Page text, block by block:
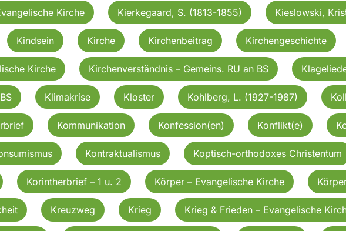
Kirche Kierkegaard, S. (1813-1855) Kieslowski,
Kindsein Kirche Kirchenbeitrag Kirchengeschichte
Kirche Kirchenverständnis – Gemeins. RU an BS
Klimakrise Kloster Kohlberg, L. (1927-1987)
Kommunikation Konfession(en) Konflikt(e)
Kontraktualismus Koptisch-orthodoxes Christentum
Korintherbrief – 1 u. 2 Körper – Evangelische Kirche
Kreuzweg Krieg Krieg & Frieden – Evangelische